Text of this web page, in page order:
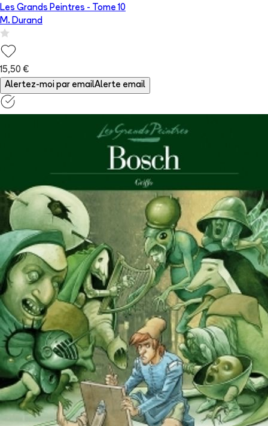
Les Grands Peintres - Tome 10
M. Durand
15,50 €
Alertez-moi par emailAlerte email